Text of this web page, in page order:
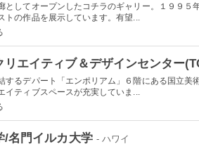
としてオープンしたコチラのギャリー。１９９５
トの作品を展示しています。有望...
リエイティブ＆デザインセンター
するデパート「エンポリアム」６階にある国立美
イティブスペースが充実していま...
/名門イルカ大学 - ハワイ